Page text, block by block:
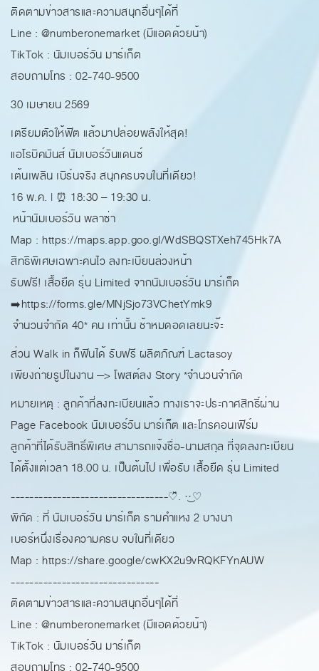
ติดตามข่าวสารและความสนุกอื่นๆได้ที่
Line : @numberonemarket (มีแอดด้วยน้า)
TikTok : นัมเบอร์วัน มาร์เก็ต
สอบถามโทร : 02-740-9500
30 เมษายน 2569
เตรียมตัวให้ฟิต แล้วมาปล่อยพลังให้สุด!
แอโรบิคมันส์ นัมเบอร์วันแดนซ์
เต้นเพลิน เบิร์นจริง สนุกครบจบในที่เดียว!
16 พ.ค. | ⏰ 18:30 – 19:30 น.
หน้านัมเบอร์วัน พลาซ่า
Map : https://maps.app.goo.gl/WdSBQSTXeh745Hk7A
สิทธิพิเศษเฉพาะคนไว ลงทะเบียนล่วงหน้า
รับฟรี! เสื้อยืด รุ่น Limited จากนัมเบอร์วัน มาร์เก็ต
➡️https://forms.gle/MNjSjo73VChetYmk9
จำนวนจำกัด 40* คน เท่านั้น ช้าหมดอดเลยนะจ๊ะ
ส่วน Walk in ก็ฟินได้ รับฟรี ผลิตภัณฑ์ Lactasoy
เพียงถ่ายรูปในงาน —> โพสต์ลง Story *จำนวนจำกัด
หมายเหตุ : ลูกค้าที่ลงทะเบียนแล้ว ทางเราจะประกาศสิทธิ์ผ่าน
Page Facebook นัมเบอร์วัน มาร์เก็ต และโทรคอนเฟิร์ม
ลูกค้าที่ได้รับสิทธิ์พิเศษ สามารถแจ้งชื่อ-นามสกุล ที่จุดลงทะเบียน
ได้ตั้งแต่เวลา 18.00 น. เป็นต้นไป เพื่อรับ เสื้อยืด รุ่น Limited
----------------------------------♡̆̈. ·͜·♡
พิกัด : ที่ นัมเบอร์วัน มาร์เก็ต รามคำแหง 2 บางนา
เบอร์หนึ่งเรื่องความครบ จบในที่เดียว
Map : https://share.google/cwKX2u9vRQKFYnAUW
--------------------------------
ติดตามข่าวสารและความสนุกอื่นๆได้ที่
Line : @numberonemarket (มีแอดด้วยน้า)
TikTok : นัมเบอร์วัน มาร์เก็ต
สอบถามโทร : 02-740-9500